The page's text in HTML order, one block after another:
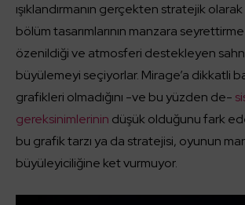
ışıklandırmanın gerçekten stratejik olarak
bölüm tasarımlarının manzara
özenildiği ve atmosferi destekleyen
büyülemeyi seçiyorlar. Mirage’a dikkatli
grafikleri olmadığını -ve bu yüzden de-
gereksinimlerinin düşük olduğunu fark
bu grafik tarzı ya da stratejisi, oyunun
büyüleyiciliğine ket vurmuyor.